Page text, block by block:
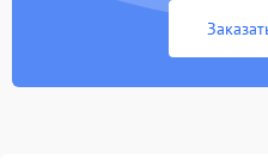
Fi/Bluetooth модуля
изображения